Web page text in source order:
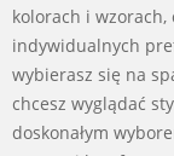
kolorach i
indywidualnych
wybierasz się na
chcesz wyglądać
doskonałym